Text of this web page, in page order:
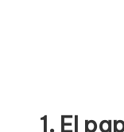
1. El